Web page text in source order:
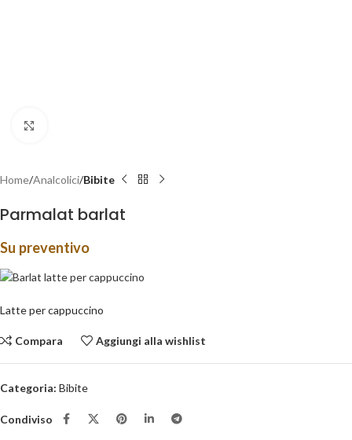
Home Analcolici Bibite
Parmalat barlat
Su preventivo
Latte per cappuccino
Compara Aggiungi alla wishlist
Categoria: Bibite
Condiviso